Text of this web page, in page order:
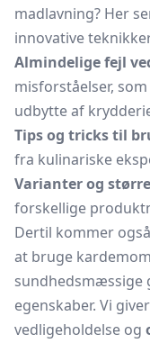
madlavning? Her
innovative
Almindelige fejl
misforståelser,
udbytte af
Tips og tricks til
fra kulinariske
Varianter og
forskellige
Dertil kommer
at bruge
sundhedsmæssige
egenskaber. Vi
vedligeholdelse og